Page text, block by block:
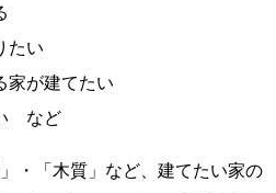
たい
家が建てたい
など
・「木質」など、建てたい家の